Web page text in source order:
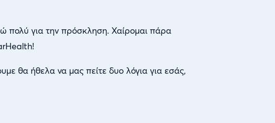
πολύ για την πρόσκληση. Χαίρομαι πάρα
θα ήθελα να μας πείτε δυο λόγια για εσάς,